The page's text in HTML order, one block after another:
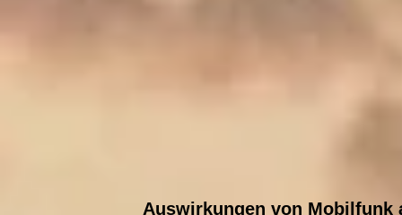
Auswirkungen von Mobilfunk